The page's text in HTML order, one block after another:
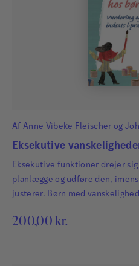
Af Anne Vibeke Fleischer og
Eksekutive
Eksekutive funktioner drejer
planlægge og udføre den,
justerer. Børn med
og fritid stilles krav til
200,00 kr.